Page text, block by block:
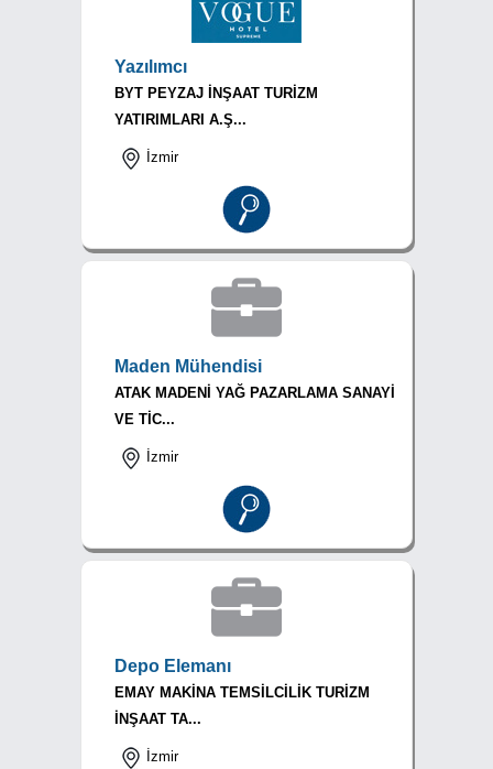
Yazılımcı
BYT PEYZAJ İNŞAAT TURİZM
YATIRIMLARI A.Ş...
İzmir
Maden Mühendisi
ATAK MADENİ YAĞ PAZARLAMA SANAYİ
VE TİC...
İzmir
Depo Elemanı
EMAY MAKİNA TEMSİLCİLİK TURİZM
İNŞAAT TA...
İzmir